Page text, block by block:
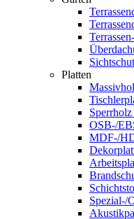
Platten
OSB-/
MDF-/
Spezial-/